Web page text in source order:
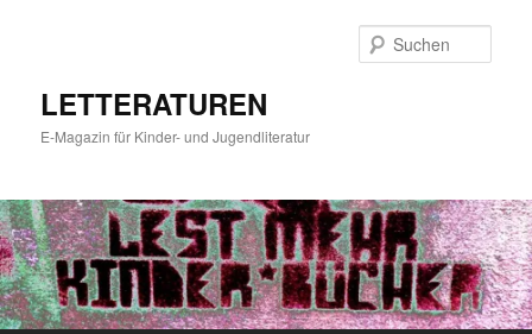
LETTERATUREN
E-Magazin für Kinder- und Jugendliteratur